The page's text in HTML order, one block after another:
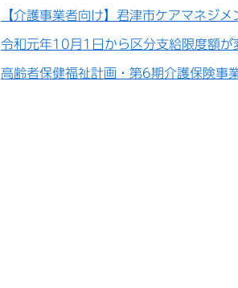
【介護事業者向け】君津市ケアマネジ
令和元年10月1日から区分支給限度額が
高齢者保健福祉計画・第6期介護保険事